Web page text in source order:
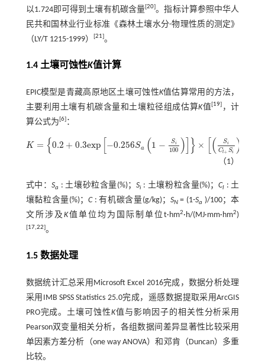
以1.724即可得到土壤有机碳含量[20]。指标计算参照中华人
民共和国林业行业标准《森林土壤水分-物理性质的测定》
（LY/T 1215-1999）
[21]。
1.4 土壤可蚀性K值计算
EPIC模型是青藏高原地区土壤可蚀性K值估算常用的方法，
主要利用土壤有机碳含量和土壤粒径组成估算K值[19] ，计
算公式为[6]：
K = {0.2 + 0.3exp −0.256Sa (1 − Si
100 ) } × ( Si
Cl+ Si )
K= 0.2 +0.3e xp- 0.256Sa1 Si100×SiCl+Si 0.3×1 -0.25 C+ ex 3.72-2.95
（1）
式中：Sa : 土壤砂粒含量(%)； Si: 土壤粉粒含量(%)；Cl : 土
壤黏粒含量(%)； C: 有机碳含量(g/kg)； SN= (1-Sa )/100；本
文所涉及K值单位均为国际制单位t·hm2·h/(MJ·mm·hm2)
[17,22]。
1.5 数据处理
数据统计汇总采用Microsoft Excel 2016完成，数据分析处理
采用IMB SPSS Statistics 25.0完成，遥感数据提取采用ArcGIS
PRO完成。土壤可蚀性K值与影响因子的相关性分析采用
Pearson双变量相关分析，各组数据间差异显著性比较采用
单因素方差分析（one way ANOVA）和邓肯（Duncan）多重
比较。